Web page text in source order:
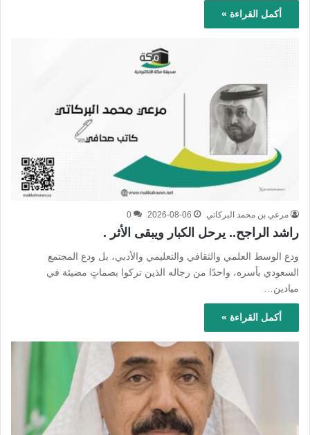
أكمل القراءة »
مرعي بن محمد البركاتي 2026-08-06
0
راشد الراجح.. يرحل الكبار ويبقى الأثر .
ودع الوسط العلمي والثقافي والتعليمي والأدبي، بل ودع المجتمع
السعودي بأسره، واحدًا من رجاله الذين تركوا بصماتٍ مضيئة في
ميادين…
أكمل القراءة »